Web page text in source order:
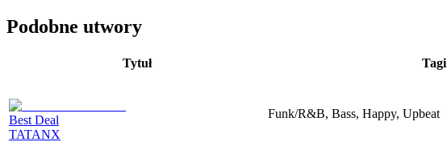
Podobne utwory
Tytuł Tagi
Best Deal
TATANX
Funk/R&B, Bass, Happy, Upbeat